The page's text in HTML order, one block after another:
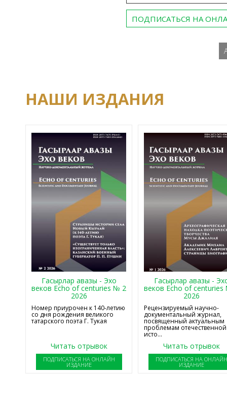
ПОДПИСАТЬСЯ НА
НАШИ ИЗДАНИЯ
Гасырлар авазы - Эхо
веков Echo of centuries № 2
2026
Номер приурочен к 140-летию
со дня рождения великого
татарского поэта Г. Тукая
Читать отрывок
ПОДПИСАТЬСЯ НА ОНЛАЙН
ИЗДАНИЕ
Гасырлар авазы -
веков Echo of
2026
Рецензируемый научно-
документальный журнал,
посвященный актуальным
проблемам отечественной
исто...
Читать отрывок
ПОДПИСАТЬСЯ НА
ИЗДАНИЕ